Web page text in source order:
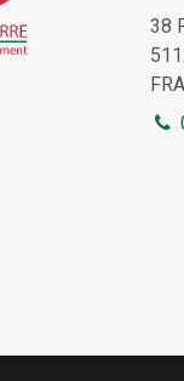
38